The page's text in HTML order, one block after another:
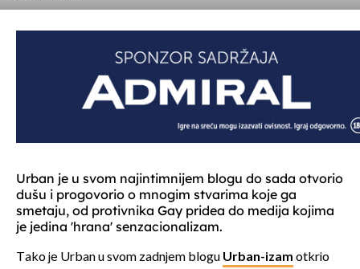
Urban je u svom najintimnijem blogu do sada otvorio
dušu i progovorio o mnogim stvarima koje ga
smetaju, od protivnika Gay pridea do medija kojima
je jedina 'hrana' senzacionalizam.
Tako je Urban u svom zadnjem blogu Urban-izam otkrio